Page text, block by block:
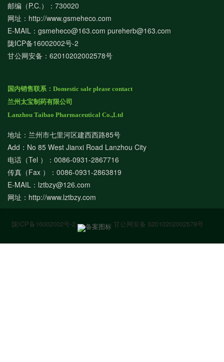
邮编（P.C.）：730020
网址：http://www.gsmeheco.com
E-MAIL：gsmeheco@163.com pureherb@163.com
陇ICP备16002002号-2
甘公网安备：62010202002578号
国内销售联系：Domestic sale please contact
兰州太宝制药有限公司
Lanzhou Taibao Pharmaceutical Co.,Ltd
地址：兰州市七里河区建西西路85号
Add：No 85 West Jianxi Road Lanzhou City
电话（Tel ）：0086-0931-2867716
传真（Fax ）：0086-0931-2863819
E-MAIL：lztbzy@126.com
网址：http://www.lztbzy.com
陇ICP备16002002号-2 甘公网安备 62010202002578号